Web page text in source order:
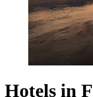
Hotels in